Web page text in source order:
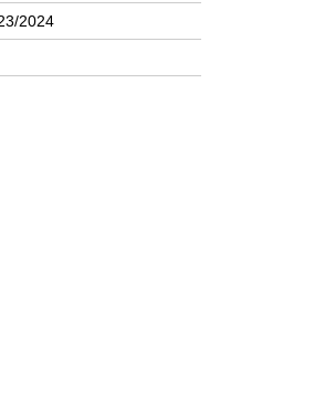
2024